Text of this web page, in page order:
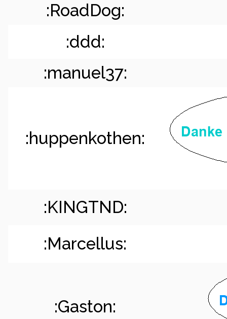
:RoadDog:
:ddd:
:manuel37:
:huppenkothen:
:KINGTND:
:Marcellus:
:Gaston: